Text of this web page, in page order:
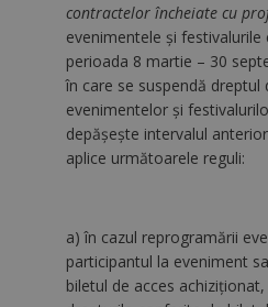
contractelor încheiate cu
evenimentele şi
perioada 8 martie – 30
în care se suspendă dreptul
evenimentelor şi
depăşeşte intervalul
aplice următoarele reguli:
a) în cazul reprogramării
participantul la eveniment
biletul de acces